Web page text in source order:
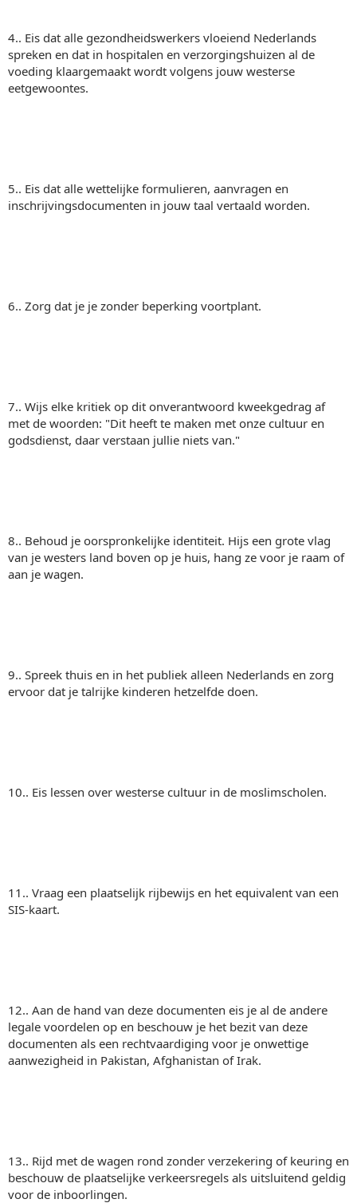
4.. Eis dat alle gezondheidswerkers vloeiend Nederlands
spreken en dat in hospitalen en verzorgingshuizen al de
voeding klaargemaakt wordt volgens jouw westerse
eetgewoontes.
5.. Eis dat alle wettelijke formulieren, aanvragen en
inschrijvingsdocumenten in jouw taal vertaald worden.
6.. Zorg dat je je zonder beperking voortplant.
7.. Wijs elke kritiek op dit onverantwoord kweekgedrag af
met de woorden: "Dit heeft te maken met onze cultuur en
godsdienst, daar verstaan jullie niets van."
8.. Behoud je oorspronkelijke identiteit. Hijs een grote vlag
van je westers land boven op je huis, hang ze voor je raam of
aan je wagen.
9.. Spreek thuis en in het publiek alleen Nederlands en zorg
ervoor dat je talrijke kinderen hetzelfde doen.
10.. Eis lessen over westerse cultuur in de moslimscholen.
11.. Vraag een plaatselijk rijbewijs en het equivalent van een
SIS-kaart.
12.. Aan de hand van deze documenten eis je al de andere
legale voordelen op en beschouw je het bezit van deze
documenten als een rechtvaardiging voor je onwettige
aanwezigheid in Pakistan, Afghanistan of Irak.
13.. Rijd met de wagen rond zonder verzekering of keuring en
beschouw de plaatselijke verkeersregels als uitsluitend geldig
voor de inboorlingen.